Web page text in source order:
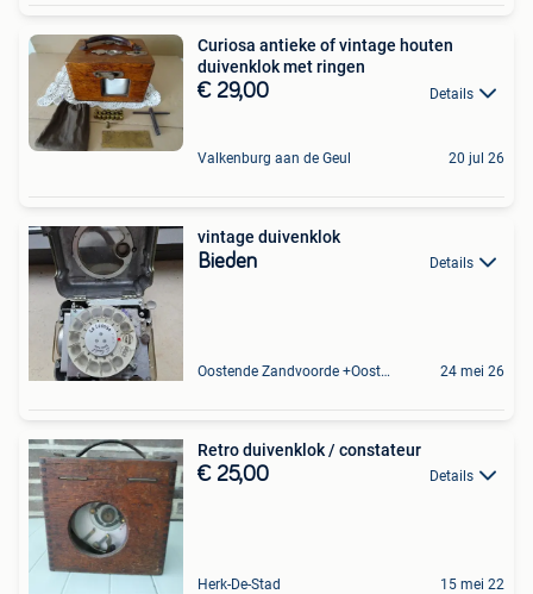
Curiosa antieke of vintage houten
duivenklok met ringen
€ 29,00 Details
Valkenburg aan de Geul 20 jul 26
vintage duivenklok
Bieden Details
Oostende Zandvoorde +Oostende 24 mei 26
Retro duivenklok / constateur
€ 25,00 Details
Herk-De-Stad 15 mei 22